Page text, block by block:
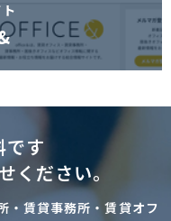
です
ください。
・賃貸事務所・賃貸オフ